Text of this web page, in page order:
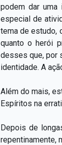
podem dar uma
especial de
tema de estudo,
quanto o herói
desses que, por
identidade. A
Além do mais,
Espíritos na
Depois de
repentinamente,